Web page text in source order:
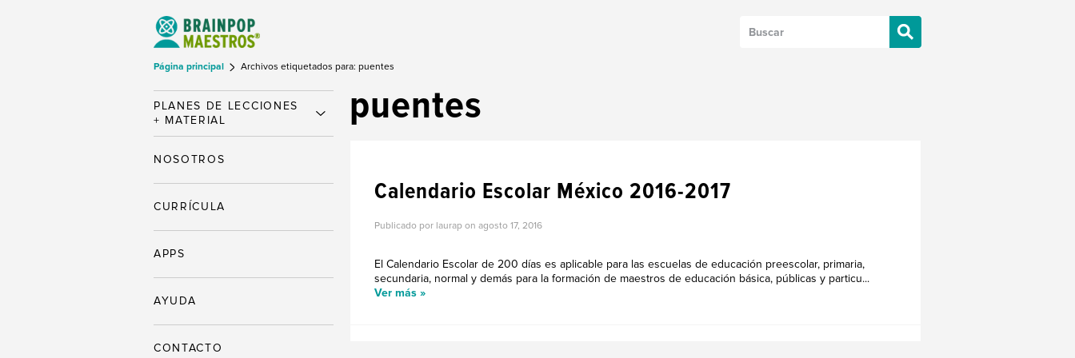
Página principal Archivos etiquetados para: puentes
puentes
Calendario Escolar México 2016-2017
Publicado por laurap on agosto 17, 2016
El Calendario Escolar de 200 días es aplicable para las escuelas de educación preescolar, primaria,
secundaria, normal y demás para la formación de maestros de educación básica, públicas y particu...
Ver más »
PLANES DE LECCIONES
+ MATERIAL
NOSOTROS
CURRÍCULA
APPS
AYUDA
CONTACTO